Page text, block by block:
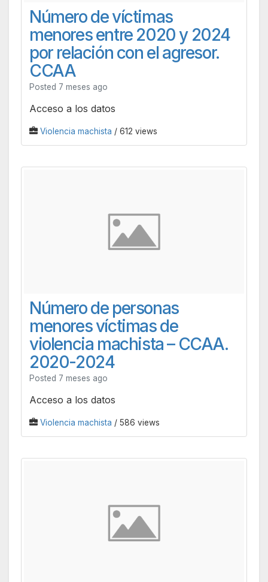
Número de víctimas
menores entre 2020 y 2024
por relación con el agresor.
CCAA
Posted 7 meses ago
Acceso a los datos
Violencia machista / 612 views
Número de personas
menores víctimas de
violencia machista – CCAA.
2020-2024
Posted 7 meses ago
Acceso a los datos
Violencia machista / 586 views